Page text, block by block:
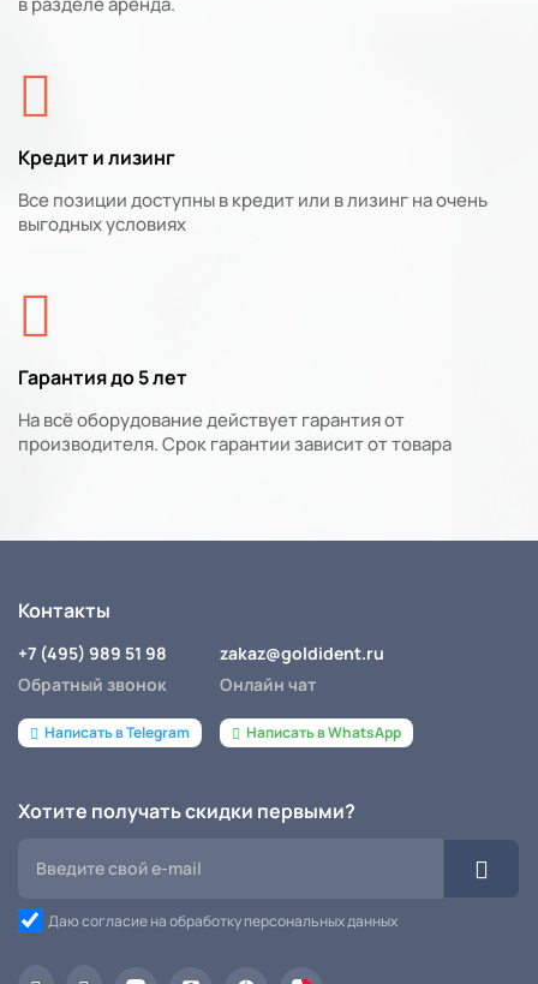
Кредит и лизинг
Все позиции доступны в кредит или в лизинг на очень
выгодных условиях
Гарантия до 5 лет
На всё оборудование действует гарантия от
производителя. Срок гарантии зависит от товара
Контакты
+7 (495) 989 51 98
Обратный звонок
Написать в Telegram
zakaz@goldident.ru
Онлайн чат
Написать в WhatsApp
Хотите получать скидки первыми?
Даю согласие на обработку персональных данных